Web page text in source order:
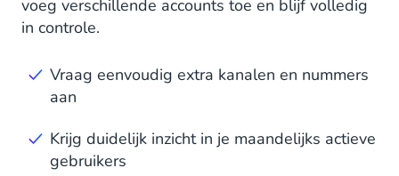
voeg verschillende accounts toe en blijf volledig
in controle.
Vraag eenvoudig extra kanalen en nummers
aan
Krijg duidelijk inzicht in je maandelijks actieve
gebruikers